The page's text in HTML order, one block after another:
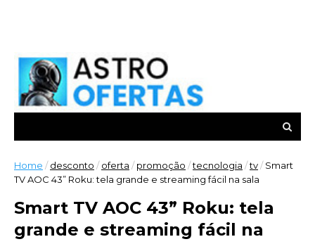
Home / desconto / oferta / promoção /tecnologia /tv/ Smart
TV AOC 43” Roku: tela grande e streaming fácil na sala
Smart TV AOC 43” Roku: tela
grande e streaming fácil na